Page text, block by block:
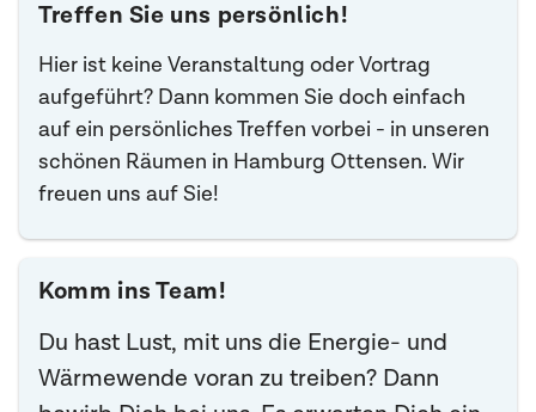
Treffen Sie uns persönlich!
Hier ist keine Veranstaltung oder Vortrag
aufgeführt? Dann kommen Sie doch einfach
auf ein persönliches Treffen vorbei - in unseren
schönen Räumen in Hamburg Ottensen. Wir
freuen uns auf Sie!
Komm ins Team!
Du hast Lust, mit uns die Energie- und
Wärmewende voran zu treiben? Dann